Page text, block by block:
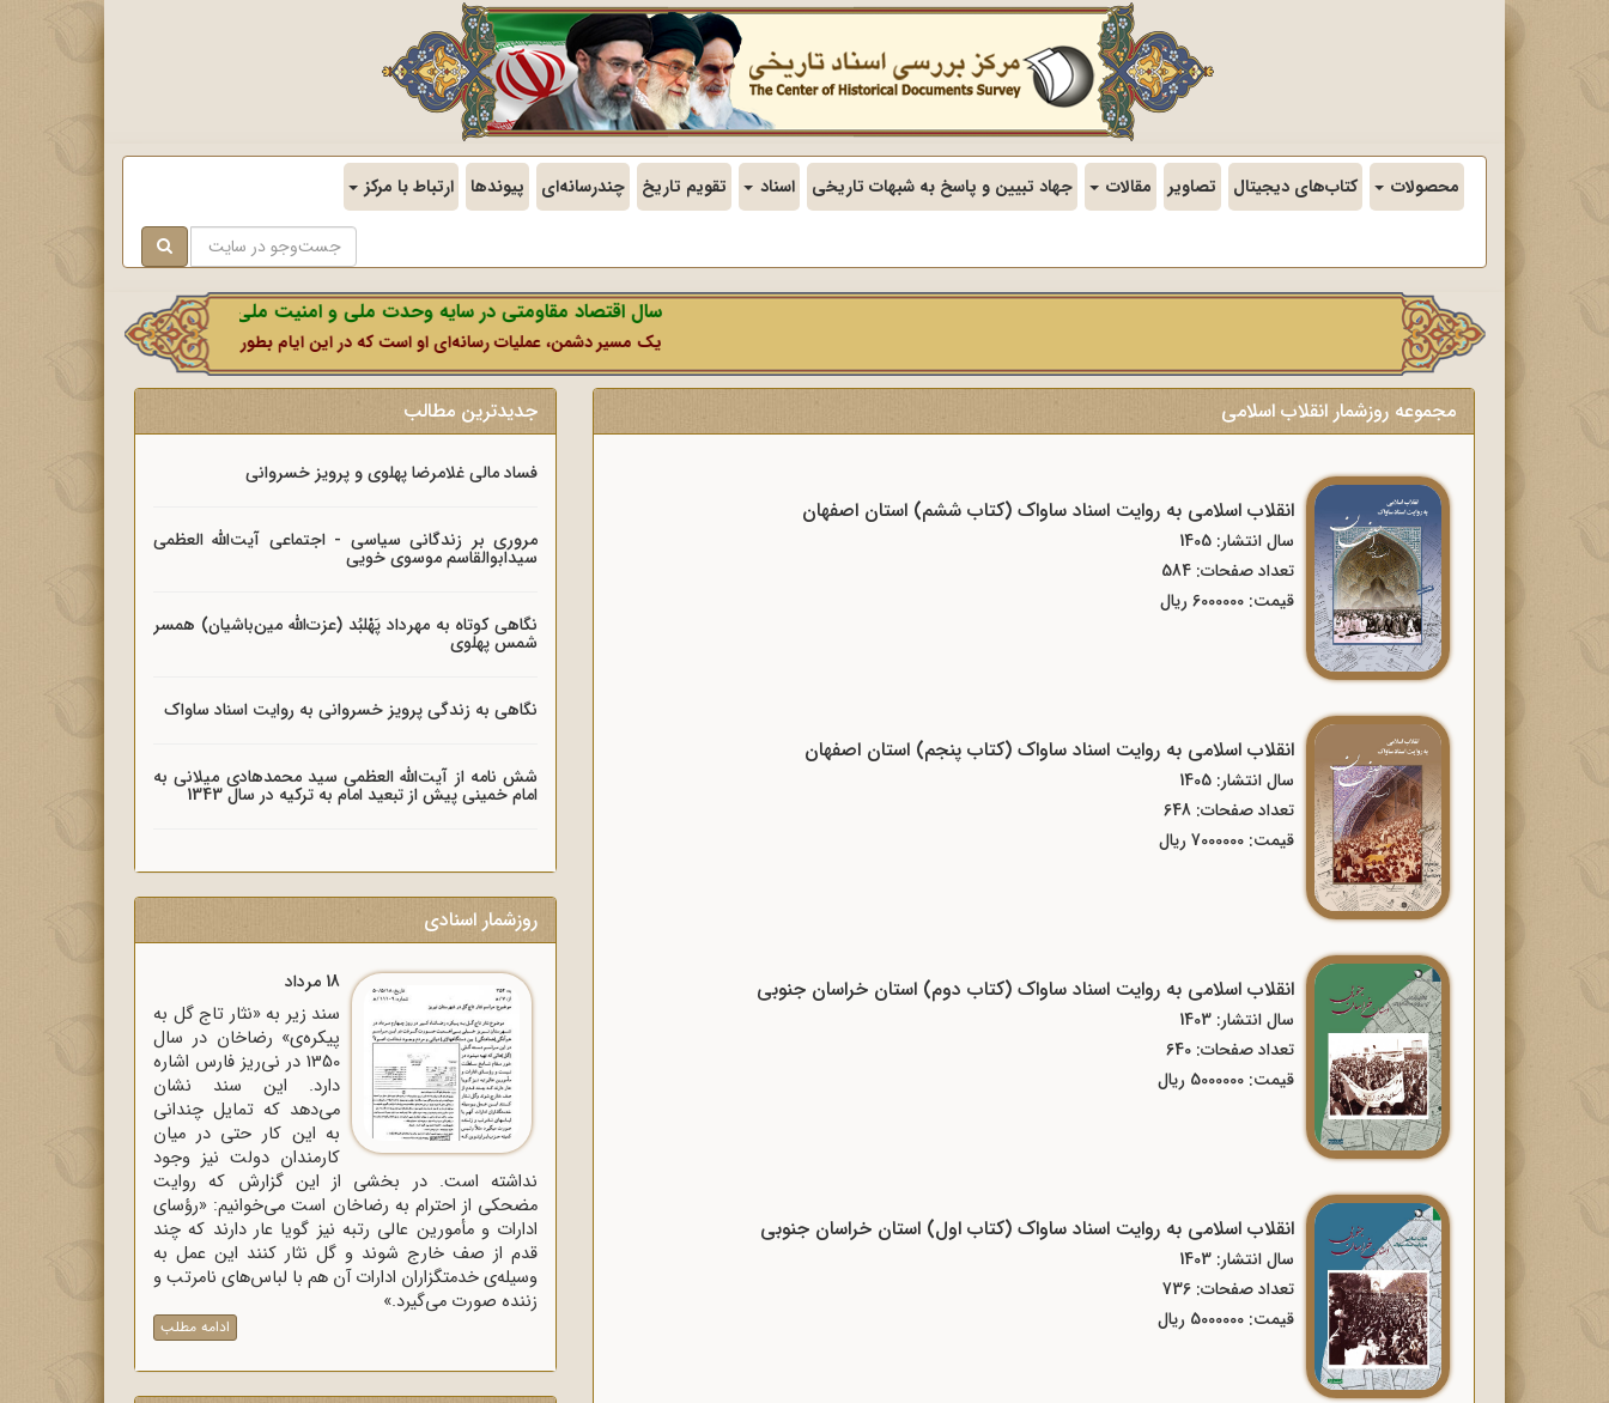
محصولات کتاب‌های دیجیتال تصاویر مقالات جهاد تبیین و پاسخ به شبهات تاریخی اسناد تقویم تاریخ چندرسانه‌ای پیوندها ارتباط با مرکز
سال اقتصاد مقاومتی در سایه وحدت ملی و امنیت ملی.
یک مسیر دشمن، عملیات رسانه‌ای او است که در این ایام بطور خاص با نشانه‌گیری ذهن و روان
مجموعه روزشمار انقلاب اسلامی
انقلاب اسلامی به روایت اسناد ساواک (کتاب ششم) استان اصفهان
سال انتشار: 1405
تعداد صفحات: 584
قیمت: 6000000 ریال
انقلاب اسلامی به روایت اسناد ساواک (کتاب پنجم) استان اصفهان
سال انتشار: 1405
تعداد صفحات: 648
قیمت: 7000000 ریال
انقلاب اسلامی به روایت اسناد ساواک (کتاب دوم) استان خراسان جنوبی
سال انتشار: 1403
تعداد صفحات: 640
قیمت: 5000000 ریال
انقلاب اسلامی به روایت اسناد ساواک (کتاب اول) استان خراسان جنوبی
سال انتشار: 1403
تعداد صفحات: 736
قیمت: 5000000 ریال
جدیدترین مطالب
فساد مالی غلامرضا پهلوی و پرویز خسروانی
مروری بر زندگانی سیاسی - اجتماعی آیت‌الله العظمی
سیدابوالقاسم موسوی خویی
نگاهی کوتاه به مهرداد پَهْلبُد (عزت‌الله مین‌باشیان) همسر
شمس پهلوی
نگاهی به زندگی پرویز خسروانی به روایت اسناد ساواک
شش نامه از آیت‌الله العظمی سید محمدهادی میلانی به
امام خمینی پیش از تبعید امام به ترکیه در سال 1343
روزشمار اسنادی
18 مرداد
سند زیر به «نثار تاج گل به
پیکره‌ی» رضاخان در سال
1350 در نی‌ریز فارس اشاره
دارد. این سند نشان
می‌دهد که تمایل چندانی
به این کار حتی در میان
کارمندان دولت نیز وجود
نداشته است. در بخشی از این گزارش که روایت
مضحکی از احترام به رضاخان است می‌خوانیم: «رؤسای
ادارات و مأمورین عالی رتبه نیز گویا عار دارند که چند
قدم از صف خارج شوند و گل نثار کنند این عمل به
وسیله‌ی خدمتگزاران ادارات آن هم با لباس‌های نامرتب و
زننده صورت می‌گیرد.»
ادامه مطلب